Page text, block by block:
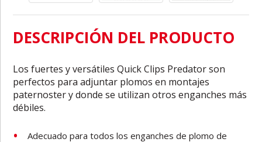
DESCRIPCIÓN DEL PRODUCTO
Los fuertes y versátiles Quick Clips Predator son
perfectos para adjuntar plomos en montajes
paternoster y donde se utilizan otros enganches más
débiles.
Adecuado para todos los enganches de plomo de